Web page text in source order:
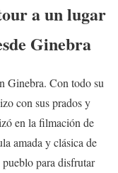
a un lugar
Ginebra
Ginebra. Con todo su
con sus prados y
en la filmación de
amada y clásica de
para disfrutar